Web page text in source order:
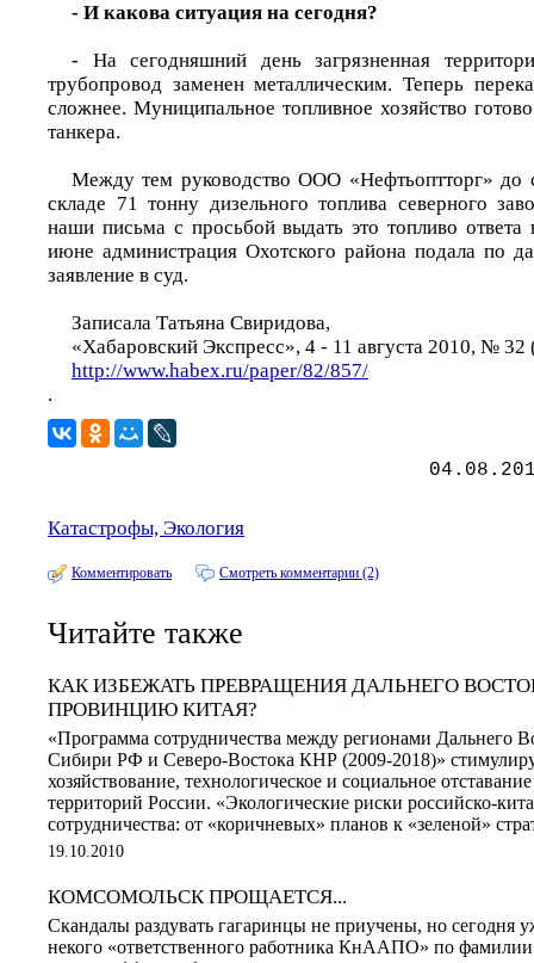
- И какова ситуация на сегодня?
- На сегодняшний день загрязненная
трубопровод заменен металлическим. Теперь
сложнее. Муниципальное топливное хозяйство
танкера.
Между тем руководство ООО «Нефтьоптторг» до
складе 71 тонну дизельного топлива северного
наши письма с просьбой выдать это топливо
июне администрация Охотского района подала по
заявление в суд.
Записала Татьяна Свиридова,
«Хабаровский Экспресс», 4 - 11 августа 2010, № 32
http://www.habex.ru/paper/82/857/
.
Катастрофы, Экология
Комментировать Смотреть комментарии (2)
Читайте также
КАК ИЗБЕЖАТЬ ПРЕВРАЩЕНИЯ ДАЛЬНЕГО
ПРОВИНЦИЮ КИТАЯ?
«Программа сотрудничества между регионами Дальнего
Сибири РФ и Северо-Востока КНР (2009-2018)»
хозяйствование, технологическое и социальное
территорий России. «Экологические риски российско-
сотрудничества: от «коричневых» планов к «зеленой»
19.10.2010
КОМСОМОЛЬСК ПРОЩАЕТСЯ...
Скандалы раздувать гагаринцы не приучены, но сегодня
некого «ответственного работника КнААПО» по